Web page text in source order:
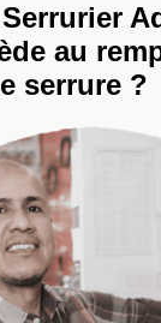
au
serrure ?